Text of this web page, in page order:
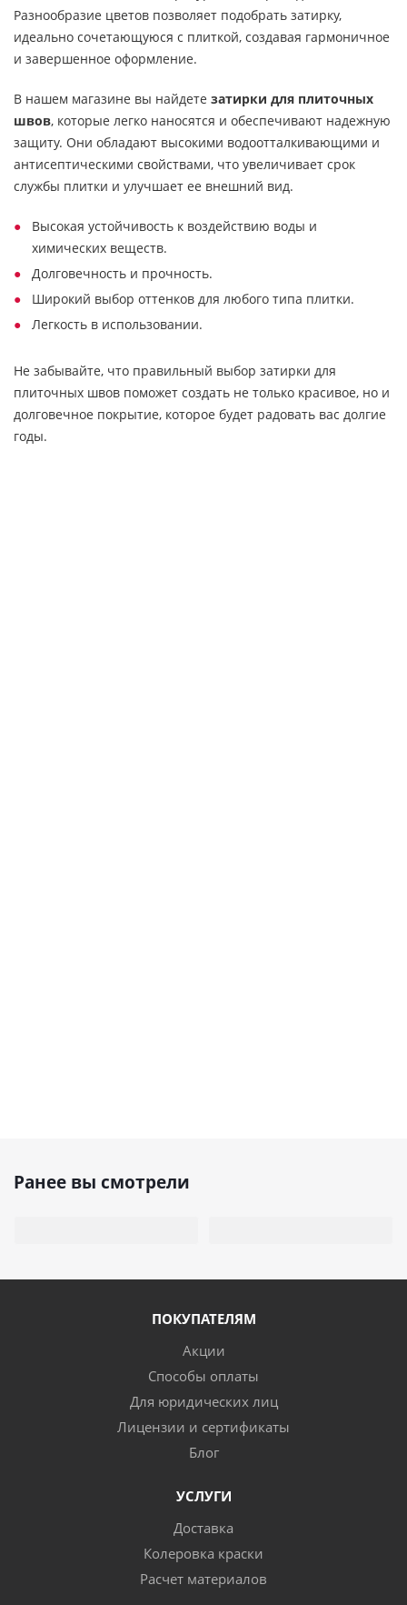
Разнообразие цветов позволяет подобрать затирку,
идеально сочетающуюся с плиткой, создавая гармоничное
и завершенное оформление.
В нашем магазине вы найдете затирки для плиточных
швов, которые легко наносятся и обеспечивают надежную
защиту. Они обладают высокими водоотталкивающими и
антисептическими свойствами, что увеличивает срок
службы плитки и улучшает ее внешний вид.
Высокая устойчивость к воздействию воды и
химических веществ.
Долговечность и прочность.
Широкий выбор оттенков для любого типа плитки.
Легкость в использовании.
Не забывайте, что правильный выбор затирки для
плиточных швов поможет создать не только красивое, но и
долговечное покрытие, которое будет радовать вас долгие
годы.
Ранее вы смотрели
ПОКУПАТЕЛЯМ
Акции
Способы оплаты
Для юридических лиц
Лицензии и сертификаты
Блог
УСЛУГИ
Доставка
Колеровка краски
Расчет материалов